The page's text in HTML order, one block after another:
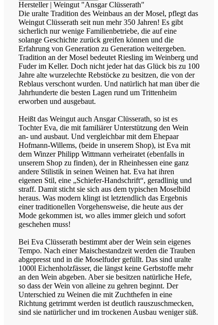
Hersteller | Weingut "Ansgar Clüsserath"
Die uralte Tradition des Weinbaus an der Mosel, pflegt das
Weingut Clüsserath seit nun mehr 350 Jahren! Es gibt
sicherlich nur wenige Familienbetriebe, die auf eine
solange Geschichte zurück greifen können und die
Erfahrung von Generation zu Generation weitergeben.
Tradition an der Mosel bedeutet Riesling im Weinberg und
Fuder im Keller. Doch nicht jeder hat das Glück bis zu 100
Jahre alte wurzelechte Rebstöcke zu besitzen, die von der
Reblaus verschont wurden. Und natürlich hat man über die
Jahrhunderte die besten Lagen rund um Trittenheim
erworben und ausgebaut.
Heißt das Weingut auch Ansgar Clüsserath, so ist es
Tochter Eva, die mit familiärer Unterstützung den Wein
an- und ausbaut. Und vergleichbar mit dem Ehepaar
Hofmann-Willems, (beide in unserem Shop), ist Eva mit
dem Winzer Philipp Wittmann verheiratet (ebenfalls in
unserem Shop zu finden), der in Rheinhessen eine ganz
andere Stilistik in seinen Weinen hat. Eva hat ihren
eigenen Stil, eine „Schiefer-Handschrift“, geradlinig und
straff. Damit sticht sie sich aus dem typischen Moselbild
heraus. Was modern klingt ist letztendlich das Ergebnis
einer traditionellen Vorgehensweise, die heute aus der
Mode gekommen ist, wo alles immer gleich und sofort
geschehen muss!
Bei Eva Clüsserath bestimmt aber der Wein sein eigenes
Tempo. Nach einer Maischestandzeit werden die Trauben
abgepresst und in die Moselfuder gefüllt. Das sind uralte
1000l Eichenholzfässer, die längst keine Gerbstoffe mehr
an den Wein abgeben. Aber sie besitzen natürliche Hefe,
so dass der Wein von alleine zu gehren beginnt. Der
Unterschied zu Weinen die mit Zuchthefen in eine
Richtung getrimmt werden ist deutlich rauszuschmecken,
sind sie natürlicher und im trockenen Ausbau weniger süß.